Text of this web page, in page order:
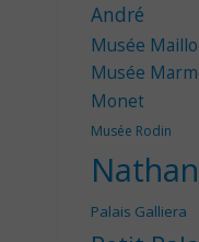
André
Musée
Musée
Monet
Musée Rodin
Nathan
Palais Galliera